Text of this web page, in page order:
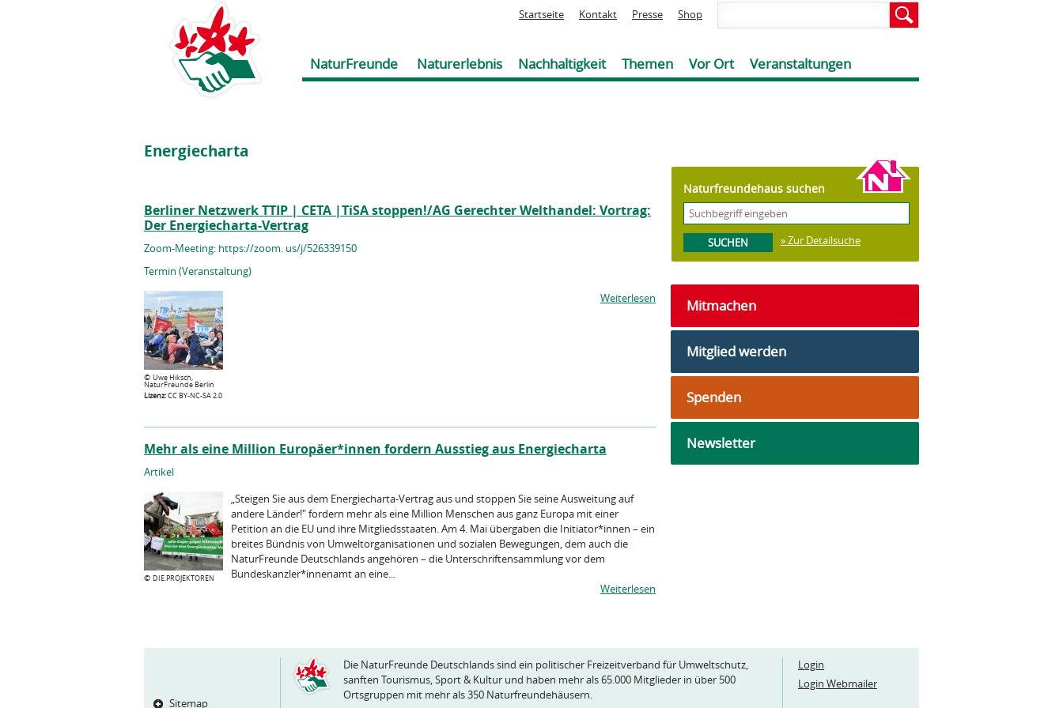
Jump to navigation
Startseite Kontakt Presse Shop
NaturFreunde Naturerlebnis Nachhaltigkeit Themen Vor Ort Veranstaltungen
Energiecharta
Berliner Netzwerk TTIP | CETA |TiSA stoppen!/AG Gerechter Welthandel: Vortrag:
Der Energiecharta-Vertrag
Zoom-Meeting: https://zoom. us/j/526339150
Termin (Veranstaltung)
© Uwe Hiksch,
NaturFreunde Berlin
Lizenz:CC BY-NC-SA 2.0
Weiterlesen
Mehr als eine Million Europäer*innen fordern Ausstieg aus Energiecharta
Artikel
© DIE.PROJEKTOREN
„Steigen Sie aus dem Energiecharta-Vertrag aus und stoppen Sie seine Ausweitung auf
andere Länder!" fordern mehr als eine Million Menschen aus ganz Europa mit einer
Petition an die EU und ihre Mitgliedsstaaten. Am 4. Mai übergaben die Initiator*innen – ein
breites Bündnis von Umweltorganisationen und sozialen Bewegungen, dem auch die
NaturFreunde Deutschlands angehören – die Unterschriftensammlung vor dem
Bundeskanzler*innenamt an eine...
Weiterlesen
Naturfreundehaus suchen
» Zur Detailsuche
Mitmachen
Mitglied werden
Spenden
Newsletter
Sitemap
Die NaturFreunde Deutschlands sind ein politischer Freizeitverband für Umweltschutz,
sanften Tourismus, Sport & Kultur und haben mehr als 65.000 Mitglieder in über 500
Ortsgruppen mit mehr als 350 Naturfreundehäusern.
Login
Login Webmailer